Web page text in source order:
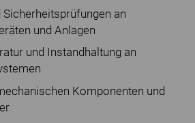
Sicherheitsprüfungen an
und Anlagen
und Instandhaltung an
Komponenten und